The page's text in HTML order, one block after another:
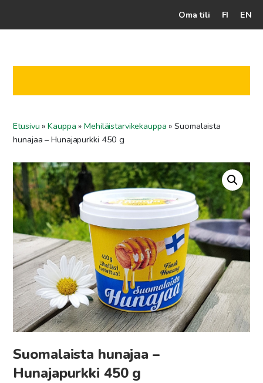
Oma tili FI EN
Jälleenmyyjät
Yhteydenotto
Ohjeet ja vinkit
Etusivu »Kauppa »Mehiläistarvikekauppa »Suomalaista
hunajaa – Hunajapurkki 450 g
Suomalaista hunajaa –
Hunajapurkki 450 g